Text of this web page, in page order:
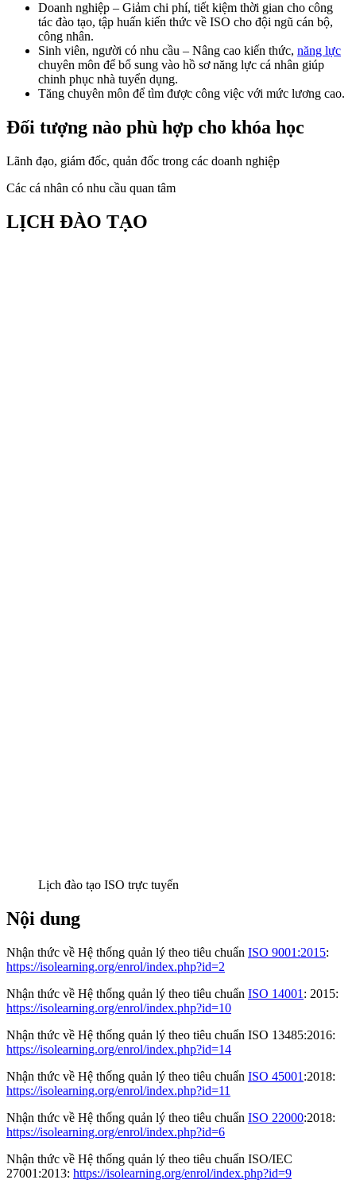
Doanh nghiệp – Giảm chi phí, tiết kiệm thời gian cho công
tác đào tạo, tập huấn kiến thức về ISO cho đội ngũ cán bộ,
công nhân.
Sinh viên, người có nhu cầu – Nâng cao kiến thức, năng lực
chuyên môn để bổ sung vào hồ sơ năng lực cá nhân giúp
chinh phục nhà tuyển dụng.
Tăng chuyên môn để tìm được công việc với mức lương cao.
Đối tượng nào phù hợp cho khóa học
Lãnh đạo, giám đốc, quản đốc trong các doanh nghiệp
Các cá nhân có nhu cầu quan tâm
LỊCH ĐÀO TẠO
Lịch đào tạo ISO trực tuyến
Nội dung
Nhận thức về Hệ thống quản lý theo tiêu chuẩn ISO 9001:2015:
https://isolearning.org/enrol/index.php?id=2
Nhận thức về Hệ thống quản lý theo tiêu chuẩn ISO 14001 : 2015:
https://isolearning.org/enrol/index.php?id=10
Nhận thức về Hệ thống quản lý theo tiêu chuẩn ISO 13485:2016:
https://isolearning.org/enrol/index.php?id=14
Nhận thức về Hệ thống quản lý theo tiêu chuẩn ISO 45001 :2018:
https://isolearning.org/enrol/index.php?id=11
Nhận thức về Hệ thống quản lý theo tiêu chuẩn ISO 22000:2018:
https://isolearning.org/enrol/index.php?id=6
Nhận thức về Hệ thống quản lý theo tiêu chuẩn ISO/IEC
27001:2013: https://isolearning.org/enrol/index.php?id=9